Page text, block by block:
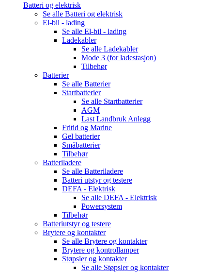
Batteri og elektrisk
Se alle Batteri og elektrisk
El-bil - lading
Se alle El-bil - lading
Ladekabler
Se alle Ladekabler
Mode 3 (for ladestasjon)
Tilbehør
Batterier
Se alle Batterier
Startbatterier
Se alle Startbatterier
AGM
Last Landbruk Anlegg
Fritid og Marine
Gel batterier
Småbatterier
Tilbehør
Batteriladere
Se alle Batteriladere
Batteri utstyr og testere
DEFA - Elektrisk
Se alle DEFA - Elektrisk
Powersystem
Tilbehør
Batteriutstyr og testere
Brytere og kontakter
Se alle Brytere og kontakter
Brytere og kontrollamper
Støpsler og kontakter
Se alle Støpsler og kontakter